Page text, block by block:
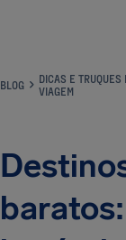
BLOG
DICAS E TRUQUES
VIAGEM